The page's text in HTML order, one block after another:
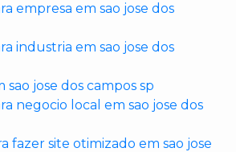
empresa em sao jose dos
industria em sao jose dos
sao jose dos campos sp
negocio local em sao jose dos
fazer site otimizado em sao jose